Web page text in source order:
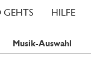
HILFE
GEHTS
Musik-Auswahl